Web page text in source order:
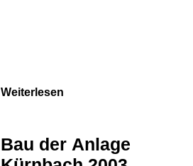
Weiterlesen
Bau der Anlage